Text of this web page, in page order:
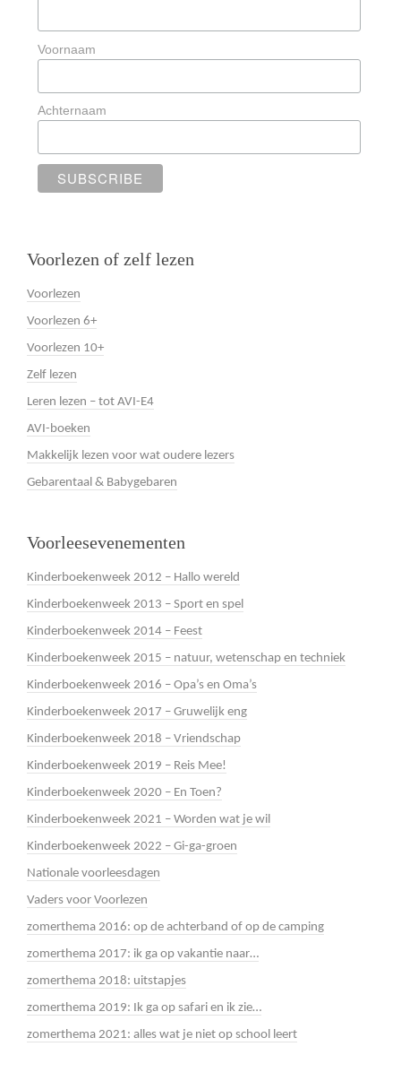
Voornaam
Achternaam
Voorlezen of zelf lezen
Voorlezen
Voorlezen 6+
Voorlezen 10+
Zelf lezen
Leren lezen – tot AVI-E4
AVI-boeken
Makkelijk lezen voor wat oudere lezers
Gebarentaal & Babygebaren
Voorleesevenementen
Kinderboekenweek 2012 – Hallo wereld
Kinderboekenweek 2013 – Sport en spel
Kinderboekenweek 2014 – Feest
Kinderboekenweek 2015 – natuur, wetenschap en techniek
Kinderboekenweek 2016 – Opa’s en Oma’s
Kinderboekenweek 2017 – Gruwelijk eng
Kinderboekenweek 2018 – Vriendschap
Kinderboekenweek 2019 – Reis Mee!
Kinderboekenweek 2020 – En Toen?
Kinderboekenweek 2021 – Worden wat je wil
Kinderboekenweek 2022 – Gi-ga-groen
Nationale voorleesdagen
Vaders voor Voorlezen
zomerthema 2016: op de achterband of op de camping
zomerthema 2017: ik ga op vakantie naar…
zomerthema 2018: uitstapjes
zomerthema 2019: Ik ga op safari en ik zie…
zomerthema 2021: alles wat je niet op school leert